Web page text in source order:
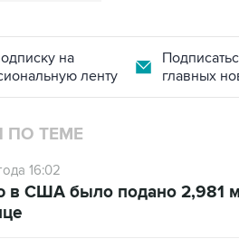
на
ленту
главных
ПО ТЕМЕ
16:02
в США было подано 2,981